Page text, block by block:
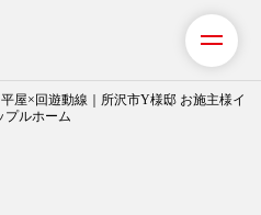
平屋×回遊動線｜所沢市Y様邸 お施主様イ
プルホーム
）